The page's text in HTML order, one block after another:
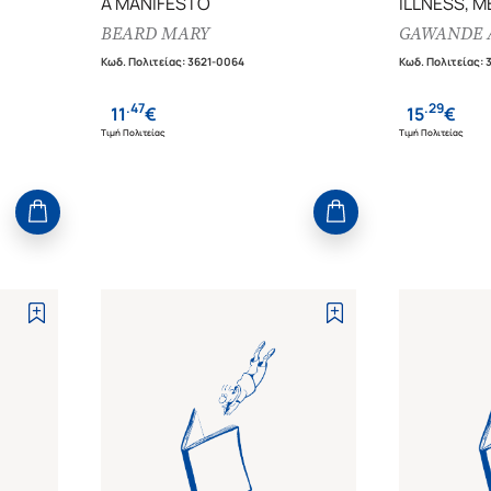
BEARD MARY
Κωδ. Πολιτείας:3621-0064
11.47€
Τιμή Πολιτείας
MATTERS
GAWANDE
Κωδ. Πολιτείας:
15.29€
Τιμή Πολιτείας